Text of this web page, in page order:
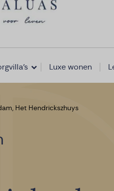
Luxe wonen
Het Hendrickszhuys